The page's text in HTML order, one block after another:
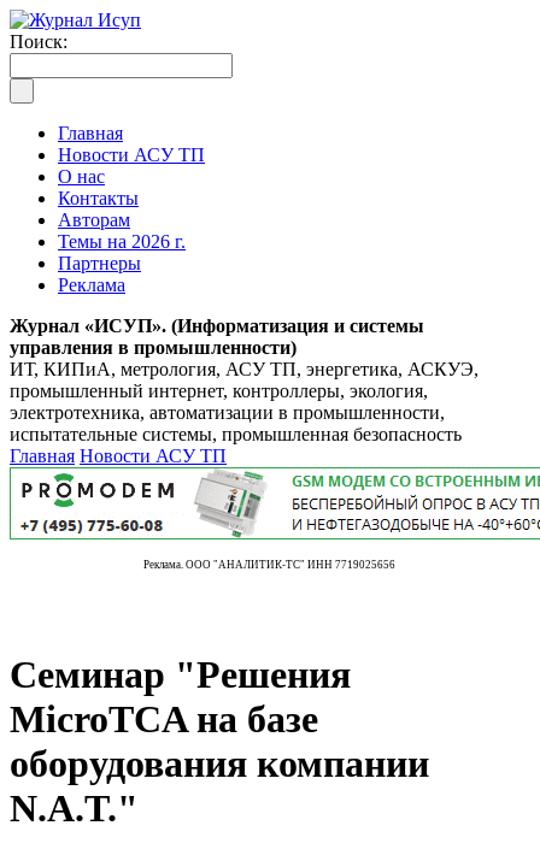
Поиск:
Главная
Новости АСУ ТП
О нас
Контакты
Авторам
Темы на 2026 г.
Партнеры
Реклама
Журнал «ИСУП». (Информатизация и системы
управления в промышленности)
ИТ, КИПиА, метрология, АСУ ТП, энергетика, АСКУЭ,
промышленный интернет, контроллеры, экология,
электротехника, автоматизации в промышленности,
испытательные системы, промышленная безопасность
Главная Новости АСУ ТП
Реклама. ООО "АНАЛИТИК-ТС" ИНН 7719025656
Семинар "Решения
MicroTCA на базе
оборудования компании
N.A.T."